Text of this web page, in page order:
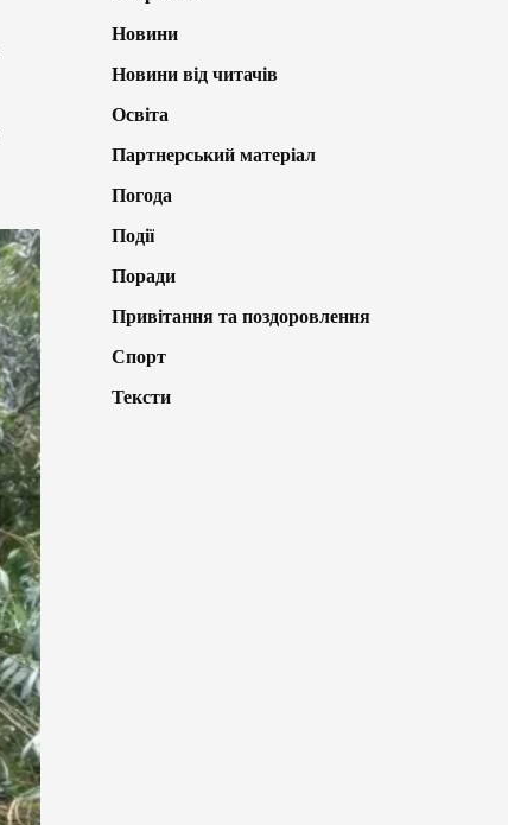
Новини
Новини від читачів
Освіта
Партнерський матеріал
Погода
Події
Поради
Привітання та поздоровлення
Спорт
Тексти